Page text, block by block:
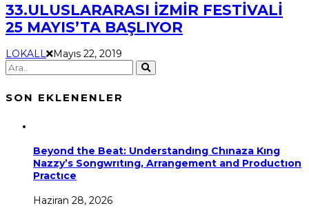
33.ULUSLARARASI İZMİR FESTİVALİ
25 MAYIS’TA BAŞLIYOR
LOKALL Mayıs 22, 2019
SON EKLENENLER
Beyond the Beat: Understandıng Chınaza Kıng
Nazzy’s Songwrıtıng, Arrangement and Productıon
Practıce
Haziran 28, 2026